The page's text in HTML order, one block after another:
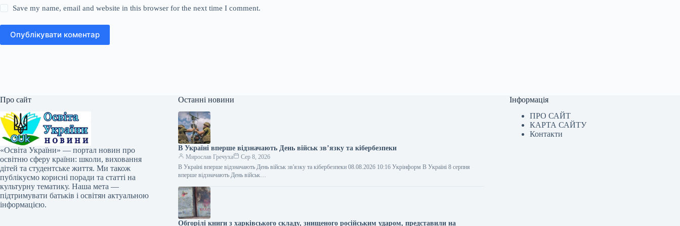
Save my name, email and website in this browser for the next time I comment.
Опублікувати коментар
Про сайт
«Освіта України» — портал новин про
освітню сферу країни: школи, виховання
дітей та студентське життя. Ми також
публікуємо корисні поради та статті на
культурну тематику. Наша мета —
підтримувати батьків і освітян актуальною
інформацією.
Останні новини
В Україні вперше відзначають День військ зв’язку та кібербезпеки
Мирослав Гречуха
Сер 8, 2026
В Україні вперше відзначають День військ зв'язку та кібербезпеки 08.08.2026 10:16 Укрінформ В Україні 8 серпня
вперше відзначають День військ…
Обгорілі книги з харківського складу, знищеного російським ударом, представили на
Інформація
ПРО САЙТ
КАРТА САЙТУ
Контакти